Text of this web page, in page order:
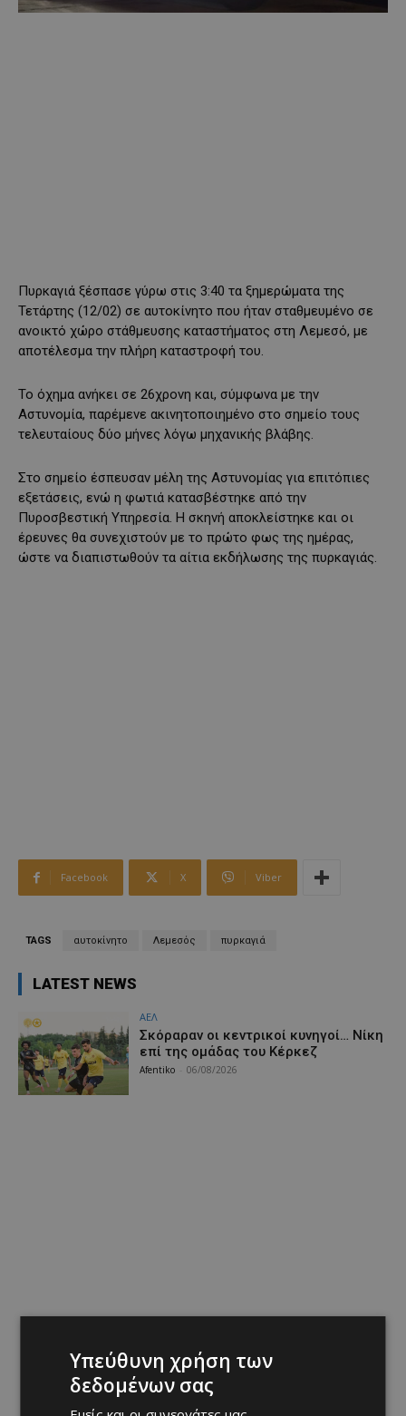
Πυρκαγιά ξέσπασε γύρω στις 3:40 τα ξημερώματα της
Τετάρτης (12/02) σε αυτοκίνητο που ήταν σταθμευμένο σε
ανοικτό χώρο στάθμευσης καταστήματος στη Λεμεσό, με
αποτέλεσμα την πλήρη καταστροφή του.
Το όχημα ανήκει σε 26χρονη και, σύμφωνα με την
Αστυνομία, παρέμενε ακινητοποιημένο στο σημείο τους
τελευταίους δύο μήνες λόγω μηχανικής βλάβης.
Στο σημείο έσπευσαν μέλη της Αστυνομίας για επιτόπιες
εξετάσεις, ενώ η φωτιά κατασβέστηκε από την
Πυροσβεστική Υπηρεσία. Η σκηνή αποκλείστηκε και οι
έρευνες θα συνεχιστούν με το πρώτο φως της ημέρας,
ώστε να διαπιστωθούν τα αίτια εκδήλωσης της πυρκαγιάς.
Facebook X Viber
TAGS αυτοκίνητο Λεμεσός πυρκαγιά
LATEST NEWS
ΑΕΛ
Σκόραραν οι κεντρικοί κυνηγοί… Νίκη
επί της ομάδας του Κέρκεζ
Afentiko 06/08/2026
Υπεύθυνη χρήση των
δεδομένων σας